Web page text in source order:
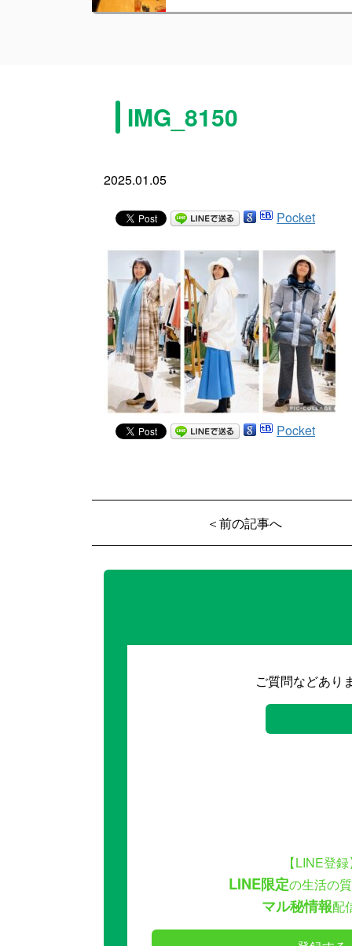
IMG_8150
2025.01.05
Pocket
Pocket
＜前の記事へ
ご質問などあり
【LINE登
LINE限定の生活の
マル秘情報配